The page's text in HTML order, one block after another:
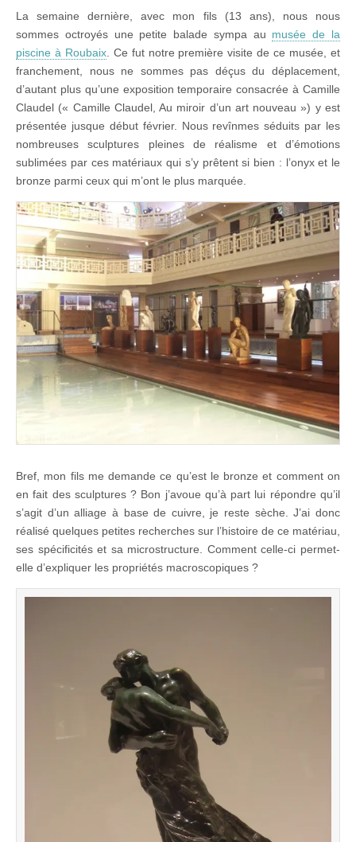
La semaine dernière, avec mon fils (13 ans), nous nous
sommes octroyés une petite balade sympa au musée de la
piscine à Roubaix. Ce fut notre première visite de ce musée, et
franchement, nous ne sommes pas déçus du déplacement,
d’autant plus qu’une exposition temporaire consacrée à Camille
Claudel (« Camille Claudel, Au miroir d’un art nouveau ») y est
présentée jusque début février. Nous revînmes séduits par les
nombreuses sculptures pleines de réalisme et d’émotions
sublimées par ces matériaux qui s’y prêtent si bien : l’onyx et le
bronze parmi ceux qui m’ont le plus marquée.
Bref, mon fils me demande ce qu’est le bronze et comment on
en fait des sculptures ? Bon j’avoue qu’à part lui répondre qu’il
s’agit d’un alliage à base de cuivre, je reste sèche. J’ai donc
réalisé quelques petites recherches sur l’histoire de ce matériau,
ses spécificités et sa microstructure. Comment celle-ci permet-
elle d’expliquer les propriétés macroscopiques ?